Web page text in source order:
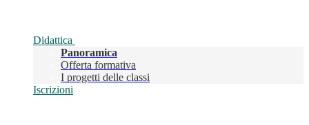
Didattica
Panoramica
Offerta formativa
I progetti delle classi
Iscrizioni